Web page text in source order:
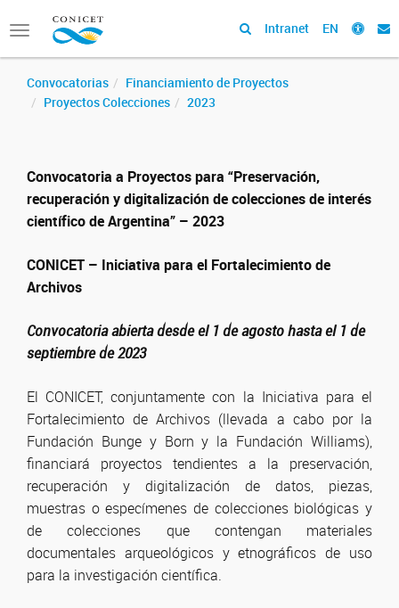
Toggle
navigation
Intranet EN
Convocatorias
Financiamiento de Proyectos
Proyectos Colecciones
2023
Convocatoria a Proyectos para “Preservación,
recuperación y digitalización de colecciones de interés
científico de Argentina” – 2023
CONICET – Iniciativa para el Fortalecimiento de
Archivos
Convocatoria abierta desde el 1 de agosto hasta el 1 de
septiembre de 2023
El CONICET, conjuntamente con la Iniciativa para el
Fortalecimiento de Archivos (llevada a cabo por la
Fundación Bunge y Born y la Fundación Williams),
financiará proyectos tendientes a la preservación,
recuperación y digitalización de datos, piezas,
muestras o especímenes de colecciones biológicas y
de colecciones que contengan materiales
documentales arqueológicos y etnográficos de uso
para la investigación científica.